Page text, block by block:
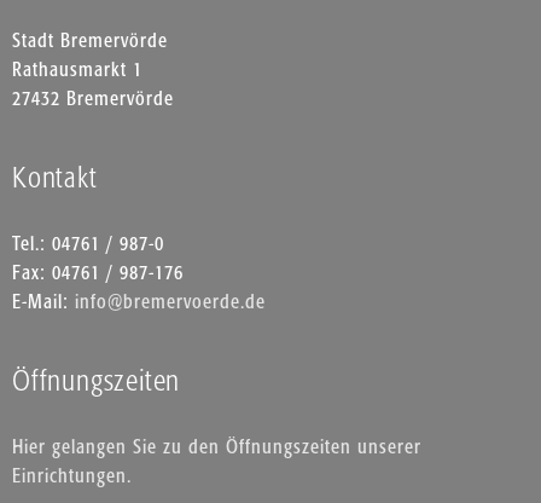
Stadt Bremervörde
Rathausmarkt 1
27432 Bremervörde
Kontakt
Tel.: 04761 / 987-0
Fax: 04761 / 987-176
E-Mail: info@bremervoerde.de
Öffnungszeiten
Hier gelangen Sie zu den Öffnungszeiten unserer
Einrichtungen.